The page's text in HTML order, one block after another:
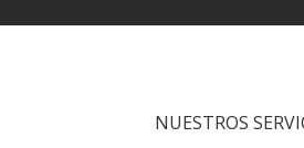
NUESTROS